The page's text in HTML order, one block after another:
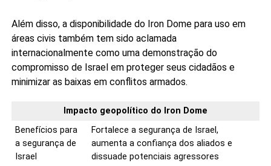
Além disso, a disponibilidade do Iron Dome para uso em
áreas civis também tem sido aclamada
internacionalmente como uma demonstração do
compromisso de Israel em proteger seus cidadãos e
minimizar as baixas em conflitos armados.
Impacto geopolítico do Iron Dome
Benefícios para
a segurança de
Israel
Fortalece a segurança de Israel,
aumenta a confiança dos aliados e
dissuade potenciais agressores